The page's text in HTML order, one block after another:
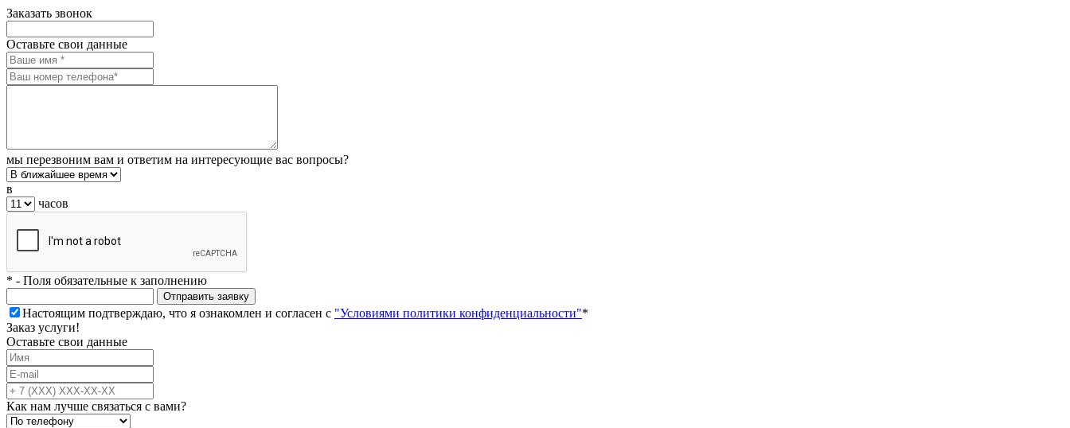
Заказать звонок
Оставьте свои данные
мы перезвоним вам и ответим на интересующие вас вопросы?
в
часов
* - Поля обязательные к заполнению
Настоящим подтверждаю, что я ознакомлен и согласен с "Условиями политики конфиденциальности"*
Заказ услуги!
Оставьте свои данные
Как нам лучше связаться с вами?